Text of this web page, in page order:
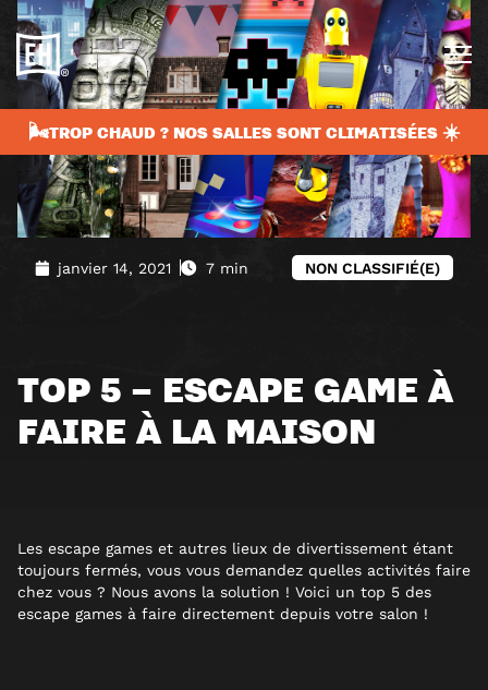
🌬️TROP CHAUD ? NOS SALLES SONT CLIMATISÉES ☀️
janvier 14, 2021 7 min NON CLASSIFIÉ(E)
TOP 5 – ESCAPE GAME À
FAIRE À LA MAISON
Les escape games et autres lieux de divertissement étant
toujours fermés, vous vous demandez quelles activités faire
chez vous ? Nous avons la solution ! Voici un top 5 des
escape games à faire directement depuis votre salon !